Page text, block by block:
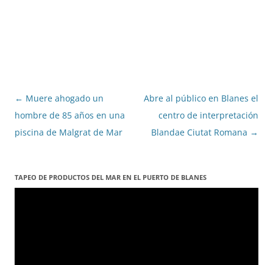
Navegació
per
les
← Muere ahogado un
hombre de 85 años en una
piscina de Malgrat de Mar
Abre al público en Blanes el
centro de interpretación
Blandae Ciutat Romana →
TAPEO DE PRODUCTOS DEL MAR EN EL PUERTO DE BLANES
Reproductor